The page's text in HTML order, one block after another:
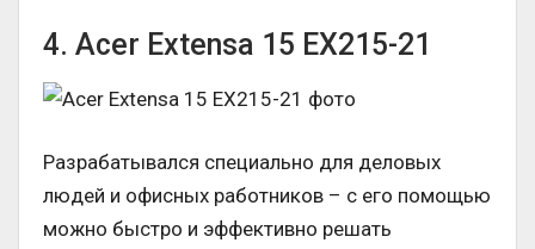
4. Acer Extensa 15 EX215-21
Разрабатывался специально для деловых
людей и офисных работников – с его помощью
можно быстро и эффективно решать